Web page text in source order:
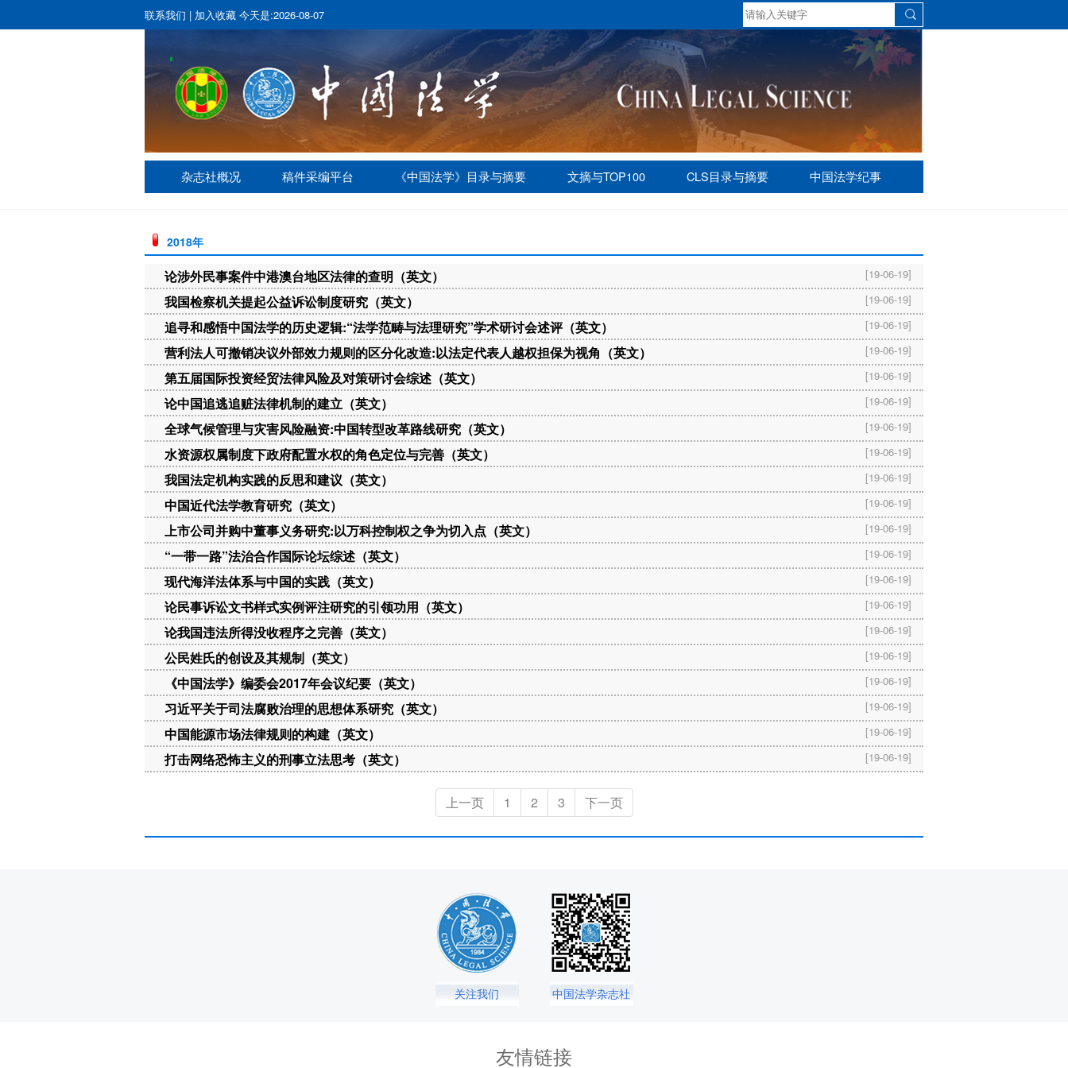
联系我们 | 加入收藏 今天是:2026-08-07
杂志社概况 稿件采编平台 《中国法学》目录与摘要 文摘与TOP100 CLS目录与摘要 中国法学纪事
2018年
论涉外民事案件中港澳台地区法律的查明（英文） [19-06-19]
我国检察机关提起公益诉讼制度研究（英文） [19-06-19]
追寻和感悟中国法学的历史逻辑:“法学范畴与法理研究”学术研讨会述评（英文） [19-06-19]
营利法人可撤销决议外部效力规则的区分化改造:以法定代表人越权担保为视角（英文） [19-06-19]
第五届国际投资经贸法律风险及对策研讨会综述（英文） [19-06-19]
论中国追逃追赃法律机制的建立（英文） [19-06-19]
全球气候管理与灾害风险融资:中国转型改革路线研究（英文） [19-06-19]
水资源权属制度下政府配置水权的角色定位与完善（英文） [19-06-19]
我国法定机构实践的反思和建议（英文） [19-06-19]
中国近代法学教育研究（英文） [19-06-19]
上市公司并购中董事义务研究:以万科控制权之争为切入点（英文） [19-06-19]
“一带一路”法治合作国际论坛综述（英文） [19-06-19]
现代海洋法体系与中国的实践（英文） [19-06-19]
论民事诉讼文书样式实例评注研究的引领功用（英文） [19-06-19]
论我国违法所得没收程序之完善（英文） [19-06-19]
公民姓氏的创设及其规制（英文） [19-06-19]
《中国法学》编委会2017年会议纪要（英文） [19-06-19]
习近平关于司法腐败治理的思想体系研究（英文） [19-06-19]
中国能源市场法律规则的构建（英文） [19-06-19]
打击网络恐怖主义的刑事立法思考（英文） [19-06-19]
上一页 1 2 3 下一页
关注我们 中国法学杂志社
友情链接